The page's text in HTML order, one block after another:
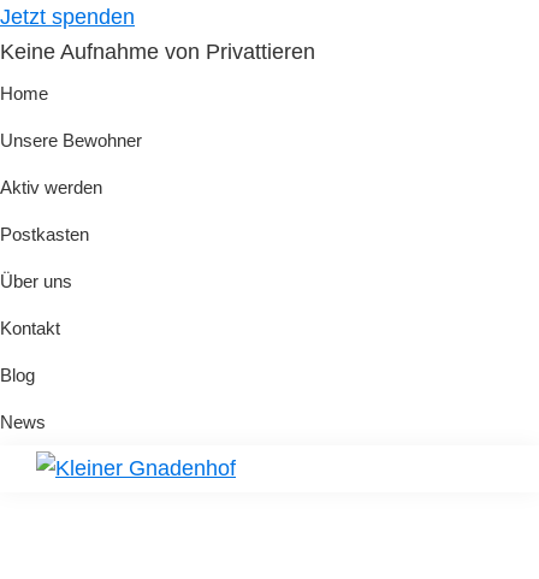
Skip
to
primary
Skip
to
main
Jetzt spenden
Keine Aufnahme von Privattieren
Home
Unsere Bewohner
Aktiv werden
Postkasten
Über uns
Kontakt
Blog
News